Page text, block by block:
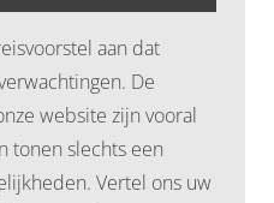
aan dat
De
website zijn vooral
tonen slechts een
Vertel ons uw